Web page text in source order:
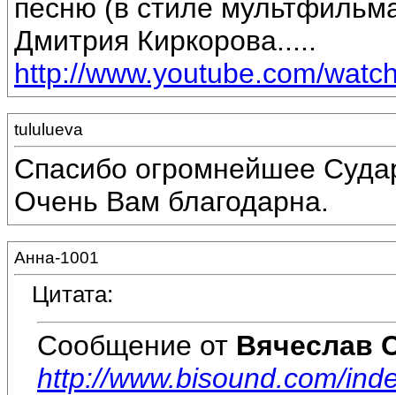
песню (в стиле
Дмитрия Киркорова.....
http://www.youtube.com/
tululueva
Спасибо огромнейшее
Очень Вам благодарна.
Анна-1001
Цитата:
Сообщение от Вячеслав
http://www.bisound.com/